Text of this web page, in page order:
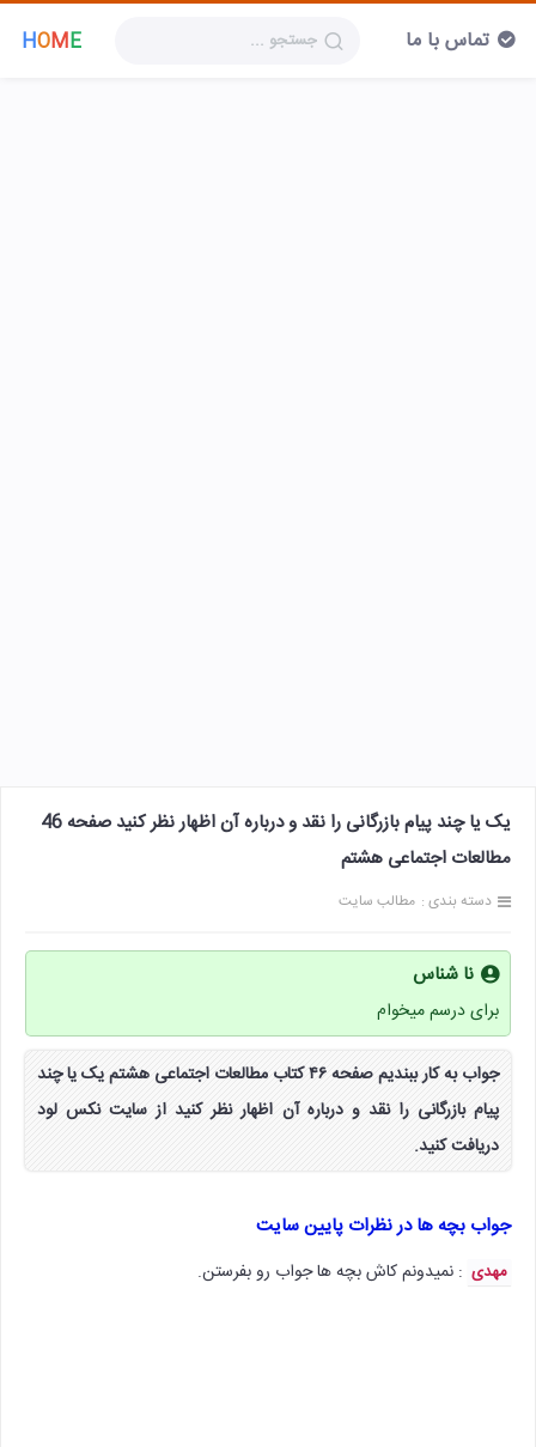
HOME تماس با ما
یک یا چند پیام بازرگانی را نقد و درباره آن اظهار نظر کنید صفحه 46
مطالعات اجتماعی هشتم
دسته بندی : مطالب سایت
نا شناس
برای درسم میخوام
جواب به کار ببندیم صفحه ۴۶ کتاب مطالعات اجتماعی هشتم یک یا چند
پیام بازرگانی را نقد و درباره آن اظهار نظر کنید از سایت نکس لود
دریافت کنید.
جواب بچه ها در نظرات پایین سایت
مهدی : نمیدونم کاش بچه ها جواب رو بفرستن.